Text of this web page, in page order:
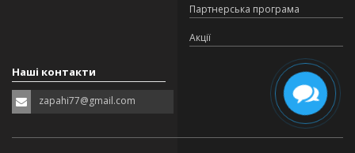
Партнерська програма
Акції
Наші контакти
zapahi77@gmail.com